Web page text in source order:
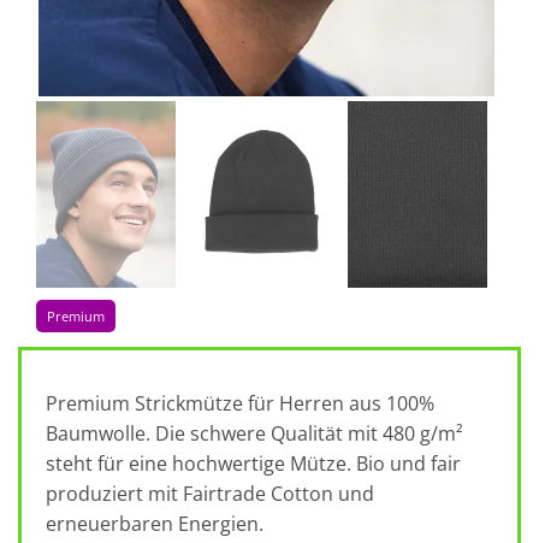
Premium
Premium Strickmütze für Herren aus 100%
Baumwolle. Die schwere Qualität mit 480 g/m²
steht für eine hochwertige Mütze. Bio und fair
produziert mit Fairtrade Cotton und
erneuerbaren Energien.